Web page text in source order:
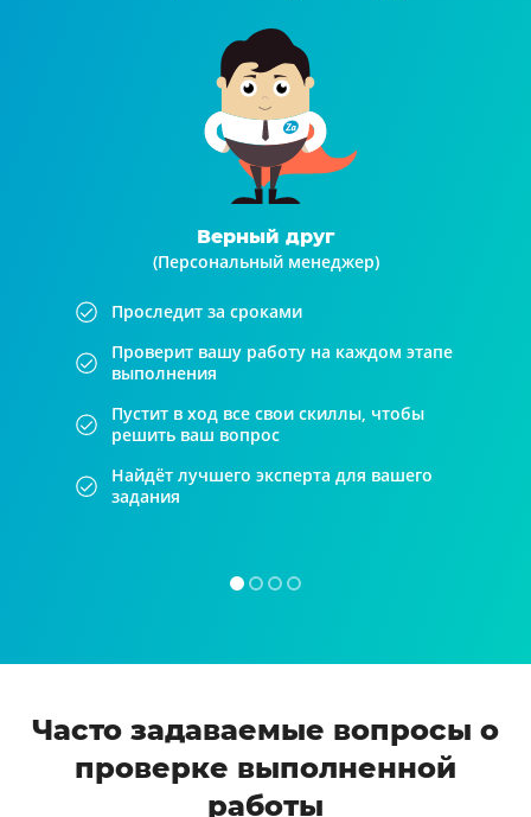
Верный друг
(Персональный менеджер)
Проследит за сроками
Проверит вашу работу на каждом этапе
выполнения
Пустит в ход все свои скиллы, чтобы
решить ваш вопрос
Найдёт лучшего эксперта для вашего
задания
Часто задаваемые вопросы о
проверке выполненной
работы